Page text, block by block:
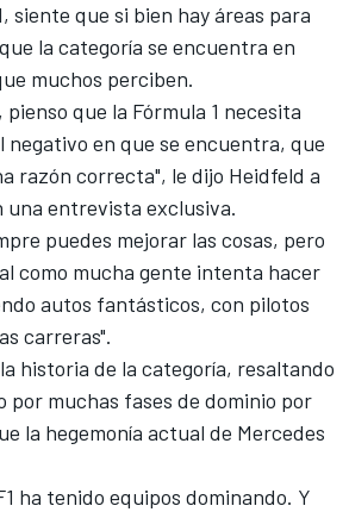
siente que si bien hay áreas para
la categoría se encuentra en
muchos perciben.
que la Fórmula 1 necesita
negativo en que se encuentra, que
razón correcta", le dijo Heidfeld a
una entrevista exclusiva.
puedes mejorar las cosas, pero
como mucha gente intenta hacer
autos fantásticos, con pilotos
carreras".
historia de la categoría, resaltando
por muchas fases de dominio por
la hegemonía actual de Mercedes
ha tenido equipos dominando. Y